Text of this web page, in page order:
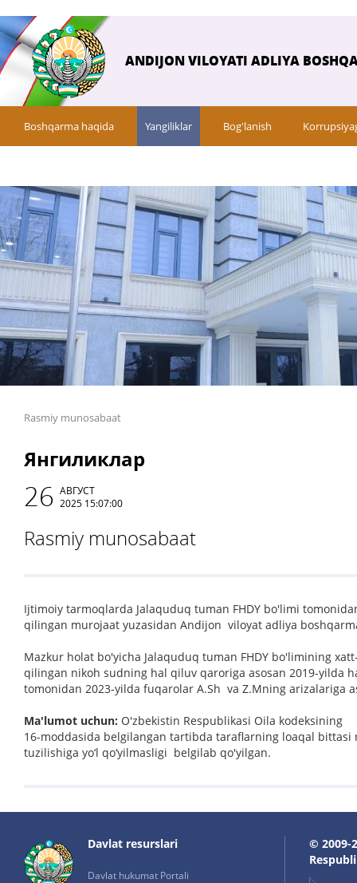
ANDIJON VILOYATI ADLIYA
Boshqarma haqida Yangiliklar Bog'lanish
Rasmiy munosabaat
Янгиликлар
26 АВГУСТ
2025 15:07:00
Rasmiy munosabaat
Ijtimoiy tarmoqlarda Jalaquduq tuman FHDY bo'limi
qilingan murojaat yuzasidan Andijon viloyat adliya
Mazkur holat bo'yicha Jalaquduq tuman FHDY bo'limining
qilingan nikoh sudning hal qiluv qaroriga asosan 2019-yilda
tomonidan 2023-yilda fuqarolar A.Sh va Z.Mning arizalariga
Ma'lumot uchun: O'zbekistin Respublikasi Oila kodeksining
16-moddasida belgilangan tartibda taraflarning loaqal bittasi
tuzilishiga yo‘l qo‘yilmasligi belgilab qo'yilgan.
Davlat resurslari
Davlat hukumat Portali
© 2009-